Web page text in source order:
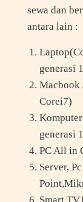
sewa dan
antara lain :
generasi
Macbook
Corei7)
generasi
PC All in
Server,